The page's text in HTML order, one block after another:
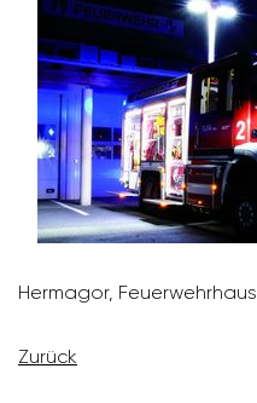
Hermagor, Feuer­wehr­haus
Zurück